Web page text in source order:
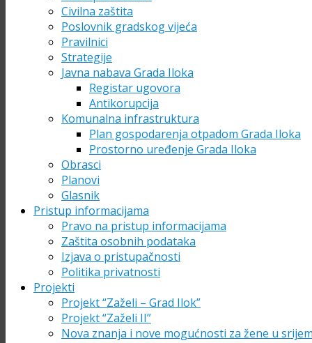
Civilna zaštita
Poslovnik gradskog vijeća
Pravilnici
Strategije
Javna nabava Grada Iloka
Registar ugovora
Antikorupcija
Komunalna infrastruktura
Plan gospodarenja otpadom Grada Iloka
Prostorno uređenje Grada Iloka
Obrasci
Planovi
Glasnik
Pristup informacijama
Pravo na pristup informacijama
Zaštita osobnih podataka
Izjava o pristupačnosti
Politika privatnosti
Projekti
Projekt “Zaželi – Grad Ilok”
Projekt “Zaželi II”
Nova znanja i nove mogućnosti za žene u